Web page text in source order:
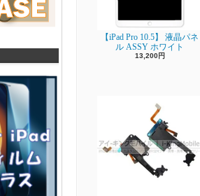
【iPad Pro 10.5】 液晶パネ
ル ASSY ホワイト
13,200円